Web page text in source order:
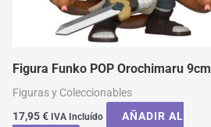
Figura Funko POP Orochimaru 9cm
Figuras y Coleccionables
17,95€ IVA Incluído
AÑADIR AL